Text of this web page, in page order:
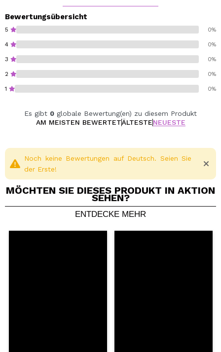
Bewertungsübersicht
5 0%
4 0%
3 0%
2 0%
1 0%
Es gibt 0 globale Bewertung(en) zu diesem Produkt
AM MEISTEN BEWERTETÄLTESTENEUESTE
Noch keine Bewertungen auf Deutsch. Seien Sie
der Erste!
MÖCHTEN SIE DIESES PRODUKT IN AKTION
SEHEN?
ENTDECKE MEHR